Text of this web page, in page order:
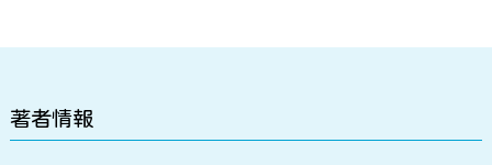
著者情報